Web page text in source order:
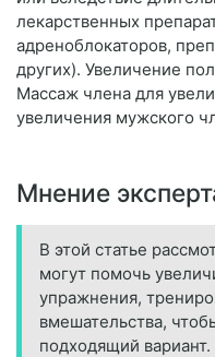
лекарственных
адреноблокаторов,
других). Увеличение
Массаж члена для
увеличения мужского
Мнение
В этой статье
могут помочь
упражнения,
вмешательства,
подходящий